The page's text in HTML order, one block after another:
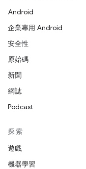
Android
企業專用 Android
安全性
原始碼
新聞
網誌
Podcast
探索
遊戲
機器學習